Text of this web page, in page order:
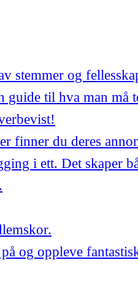
stemmer og
guide til hva man må
finner du deres
i ett. Det skaper
og oppleve